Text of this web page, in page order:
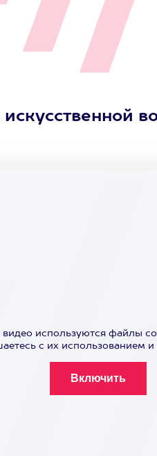
используются файлы
с их использованием